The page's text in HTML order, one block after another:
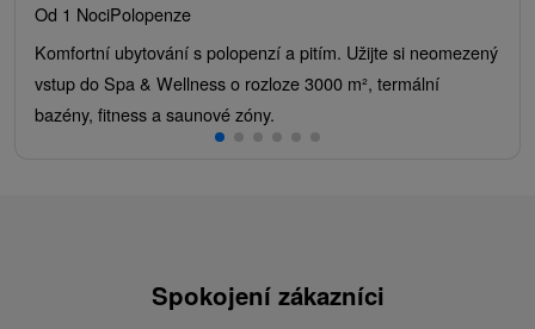
Od 1 NociPolopenze
Komfortní ubytování s polopenzí a pitím. Užijte si neomezený
vstup do Spa & Wellness o rozloze 3000 m², termální
bazény, fitness a saunové zóny.
Spokojení zákazníci